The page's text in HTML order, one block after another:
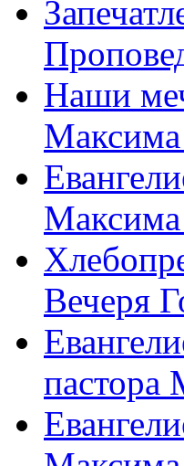
Наши
Вечеря
пастора